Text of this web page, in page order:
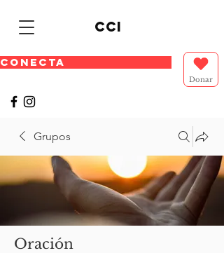
cci
CONECTA
Donar
Grupos
Oración